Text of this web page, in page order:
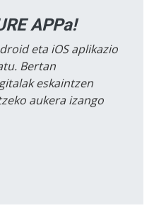
APPa!
eta iOS aplikazio
Bertan
eskaintzen
aukera izango